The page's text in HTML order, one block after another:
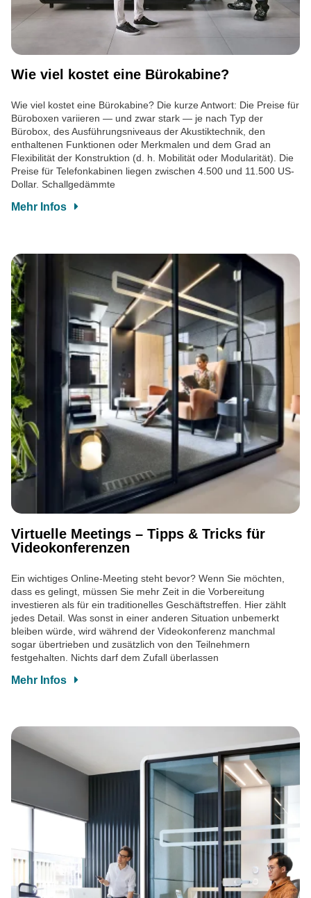
Wie viel kostet eine Bürokabine?
Wie viel kostet eine Bürokabine? Die kurze Antwort: Die Preise für
Büroboxen variieren — und zwar stark — je nach Typ der
Bürobox, des Ausführungsniveaus der Akustiktechnik, den
enthaltenen Funktionen oder Merkmalen und dem Grad an
Flexibilität der Konstruktion (d. h. Mobilität oder Modularität). Die
Preise für Telefonkabinen liegen zwischen 4.500 und 11.500 US-
Dollar. Schallgedämmte
Mehr Infos
Virtuelle Meetings – Tipps & Tricks für
Videokonferenzen
Ein wichtiges Online-Meeting steht bevor? Wenn Sie möchten,
dass es gelingt, müssen Sie mehr Zeit in die Vorbereitung
investieren als für ein traditionelles Geschäftstreffen. Hier zählt
jedes Detail. Was sonst in einer anderen Situation unbemerkt
bleiben würde, wird während der Videokonferenz manchmal
sogar übertrieben und zusätzlich von den Teilnehmern
festgehalten. Nichts darf dem Zufall überlassen
Mehr Infos